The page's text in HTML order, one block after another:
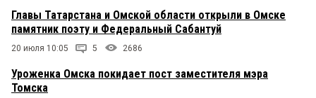
превышает 442 800 долларов — смертная казнь с
конфискацией, а семье казненного высылают
счет на 8 юаней (72 руб. 65 коп.) за две пули.
Срочно необходима отмена моратория на
должно звучать так: ОТ СВОЕГО СТЯЖАНИЯ
Главы Татарстана и Омской области открыли в Омске
памятник поэту и Федеральный Сабантуй
20 июля 10:05 5 2686
Уроженка Омска покидает пост заместителя мэра
Томска